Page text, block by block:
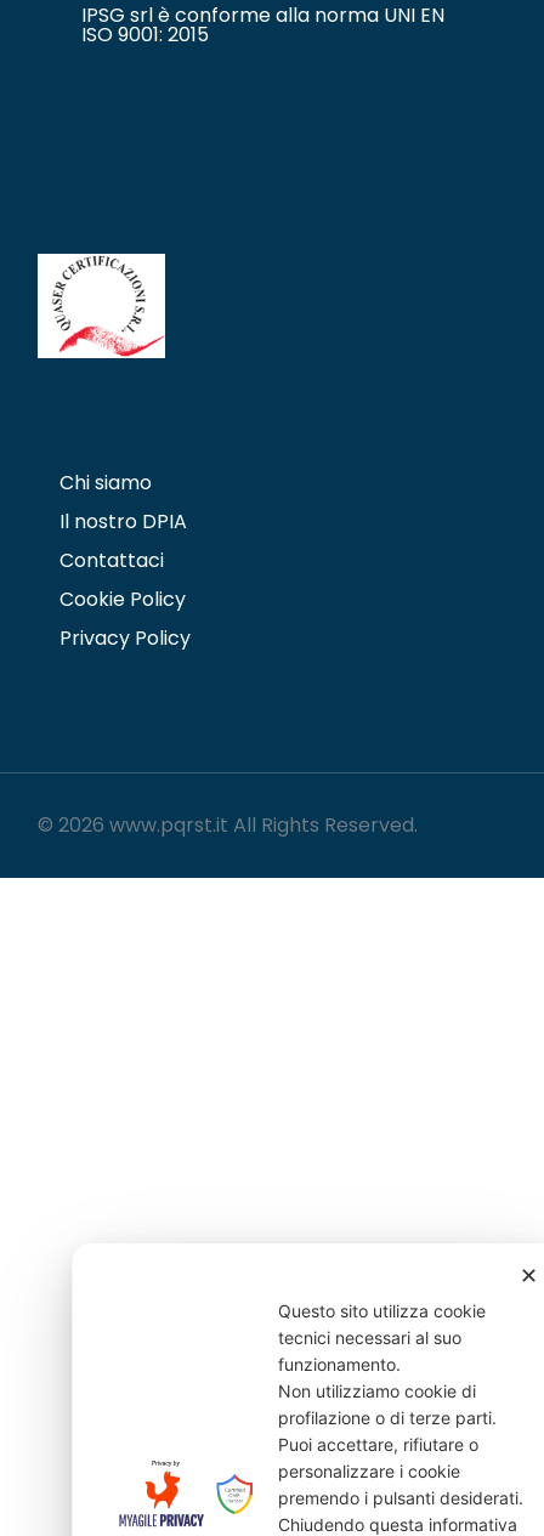
IPSG srl è conforme alla norma UNI EN
ISO 9001: 2015
Chi siamo
Il nostro DPIA
Contattaci
Cookie Policy
Privacy Policy
© 2026 www.pqrst.it All Rights Reserved.
✕
Questo sito utilizza cookie
tecnici necessari al suo
funzionamento.
Non utilizziamo cookie di
profilazione o di terze parti.
Puoi accettare, rifiutare o
personalizzare i cookie
premendo i pulsanti desiderati.
Chiudendo questa informativa